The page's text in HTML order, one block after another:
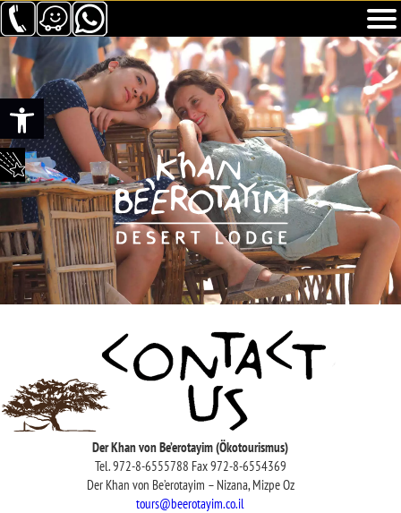
Werkzeugleiste öffnen
Der Khan von Be’erotayim (Ökotourismus)
Tel. 972-8-6555788 Fax 972-8-6554369
Der Khan von Be’erotayim – Nizana, Mizpe Oz
tours@beerotayim.co.il